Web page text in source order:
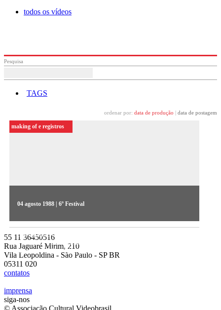
todos os vídeos
Pesquisa
TAGS
ordenar por: data de produção data de postagem
04 agosto 1988 | 6º Festival
Hugo Prata dirige a primeira série do Videojornal, que cobriu
diariamente o Festival. No 1º dia, a apresentadora Astrid
Fontenelle trouxe destaques da mostra competitiva, com Rita
Moreira e Olhar Eletrônico
making of e registros
55 11 36450516
Rua Jaguaré Mirim, 210
Vila Leopoldina - São Paulo - SP BR
05311 020
contatos
imprensa
siga-nos